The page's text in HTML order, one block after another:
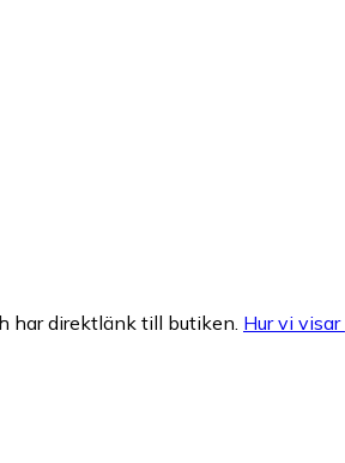
har direktlänk till butiken. Hur vi